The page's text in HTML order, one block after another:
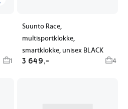
1
Suunto Race,
multisportklokke,
smartklokke, unisex BLACK
3 649,- 4